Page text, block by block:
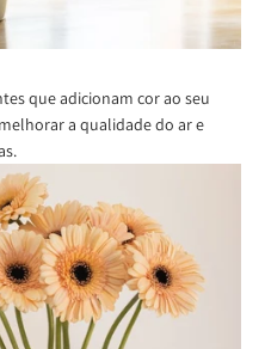
que adicionam cor ao seu
a qualidade do ar e